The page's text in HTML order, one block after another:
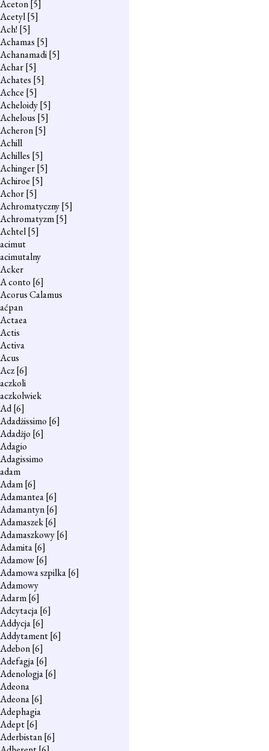
Aceton[5]
Acetyl[5]
Ach! [5]
Achamas [5]
Achanamadi[5]
Achar[5]
Achates [5]
Achce [5]
Acheloidy[5]
Achelous [5]
Acheron[5]
Achill
Achilles [5]
Achinger[5]
Achiroe [5]
Achor[5]
Achromatyczny[5]
Achromatyzm[5]
Achtel[5]
acimut
acimutalny
Acker
A conto [6]
Acorus Calamus
aćpan
Actaea
Actis
Activa
Acus
Acz[6]
aczkoli
aczkolwiek
Ad[6]
Adadżissimo [6]
Adadżjo [6]
Adagio
Adagissimo
adam
Adam[6]
Adamantea[6]
Adamantyn[6]
Adamaszek[6]
Adamaszkowy[6]
Adamita[6]
Adamow[6]
Adamowa szpilka[6]
Adamowy
Adarm[6]
Adcytacja[6]
Addycja[6]
Addytament[6]
Adebon[6]
Adefagja[6]
Adenologja[6]
Adeona
Adeona[6]
Adephagia
Adept[6]
Aderbistan[6]